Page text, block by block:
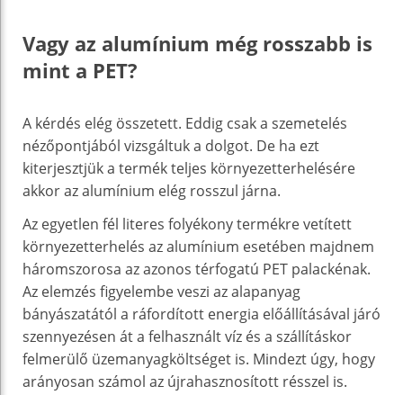
Vagy az alumínium még rosszabb is
mint a PET?
A kérdés elég összetett. Eddig csak a szemetelés
nézőpontjából vizsgáltuk a dolgot. De ha ezt
kiterjesztjük a termék teljes környezetterhelésére
akkor az alumínium elég rosszul járna.
Az egyetlen fél literes folyékony termékre vetített
környezetterhelés az alumínium esetében majdnem
háromszorosa az azonos térfogatú PET palackénak.
Az elemzés figyelembe veszi az alapanyag
bányászatától a ráfordított energia előállításával járó
szennyezésen át a felhasznált víz és a szállításkor
felmerülő üzemanyagköltséget is. Mindezt úgy, hogy
arányosan számol az újrahasznosított résszel is.